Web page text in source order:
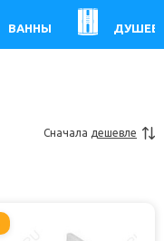
ВАННЫ
Сначала дешевле